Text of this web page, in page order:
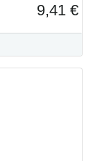
9,41 €